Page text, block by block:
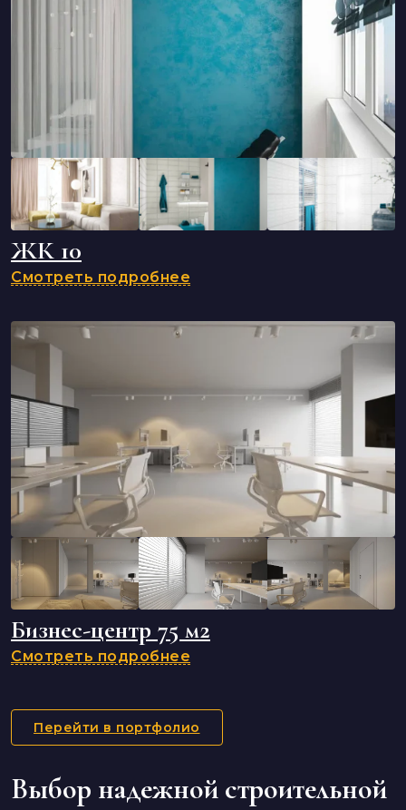
ЖК 10
Смотреть подробнее
Бизнес-центр 75 м2
Смотреть подробнее
Перейти в портфолио
Выбор надежной строительной